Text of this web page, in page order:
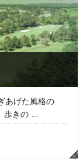
あげた風格の
歩きの …